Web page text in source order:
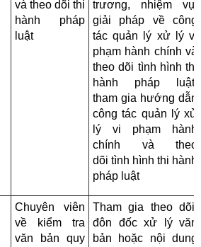
và theo dõi thi
hành pháp
luật
trương, nhiệm vụ,
giải pháp về công
tác quản lý xử lý vi
phạm hành chính và
theo dõi tình hình thi
hành pháp luật;
tham gia hướng dẫn
công tác quản lý xử
lý vi phạm hành
chính và theo
dõi tình hình thi hành
pháp luật
Chuyên viên
về kiểm tra
văn bản quy
Tham gia theo dõi,
đôn đốc xử lý văn
bản hoặc nội dung